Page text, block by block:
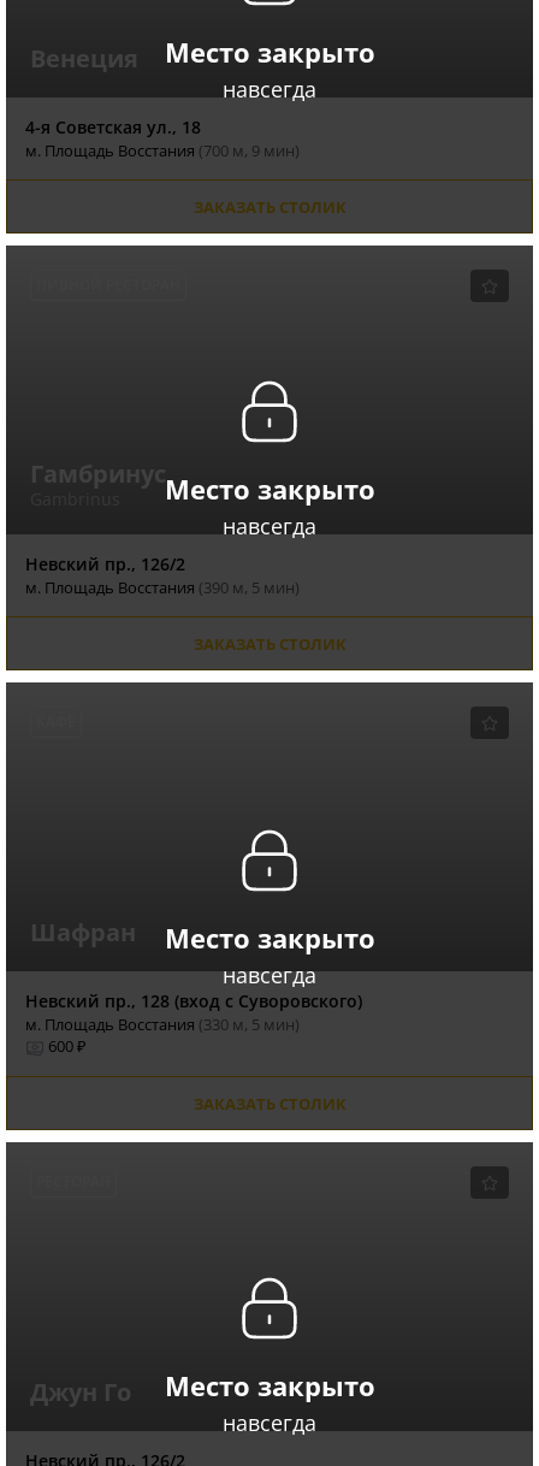
Место закрыто
навсегда
Венеция
4-я Советская ул., 18
м. Площадь Восстания (700 м, 9 мин)
ЗАКАЗАТЬ СТОЛИК
Место закрыто
навсегда
Гамбринус
Невский пр., 126/2
м. Площадь Восстания (390 м, 5 мин)
ЗАКАЗАТЬ СТОЛИК
Место закрыто
навсегда
Шафран
Невский пр., 128 (вход с Суворовского)
м. Площадь Восстания (330 м, 5 мин)
600 ₽
ЗАКАЗАТЬ СТОЛИК
Место закрыто
навсегда
Джун Го
Невский пр., 126/2